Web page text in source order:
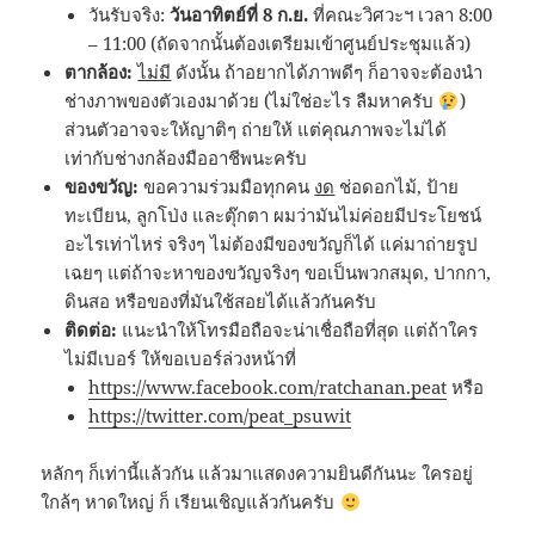
วันรับจริง:วันอาทิตย์ที่ 8 ก.ย. ที่คณะวิศวะฯ เวลา 8:00
– 11:00 (ถัดจากนั้นต้องเตรียมเข้าศูนย์ประชุมแล้ว)
ตากล้อง: ไม่มี ดังนั้น ถ้าอยากได้ภาพดีๆ ก็อาจจะต้องนำ
ช่างภาพของตัวเองมาด้วย (ไม่ใช่อะไร ลืมหาครับ
)
ส่วนตัวอาจจะให้ญาติๆ ถ่ายให้ แต่คุณภาพจะไม่ได้
เท่ากับช่างกล้องมืออาชีพนะครับ
ของขวัญ: ขอความร่วมมือทุกคน งด ช่อดอกไม้, ป้าย
ทะเบียน, ลูกโป่ง และตุ๊กตา ผมว่ามันไม่ค่อยมีประโยชน์
อะไรเท่าไหร่ จริงๆ ไม่ต้องมีของขวัญก็ได้ แค่มาถ่ายรูป
เฉยๆ แต่ถ้าจะหาของขวัญจริงๆ ขอเป็นพวกสมุด, ปากกา,
ดินสอ หรือของที่มันใช้สอยได้แล้วกันครับ
ติดต่อ: แนะนำให้โทรมือถือจะน่าเชื่อถือที่สุด แต่ถ้าใคร
ไม่มีเบอร์ ให้ขอเบอร์ล่วงหน้าที่
https://www.facebook.com/ratchanan.peat หรือ
https://twitter.com/peat_psuwit
หลักๆ ก็เท่านี้แล้วกัน แล้วมาแสดงความยินดีกันนะ ใครอยู่
ใกล้ๆ หาดใหญ่ ก็ เรียนเชิญแล้วกันครับ